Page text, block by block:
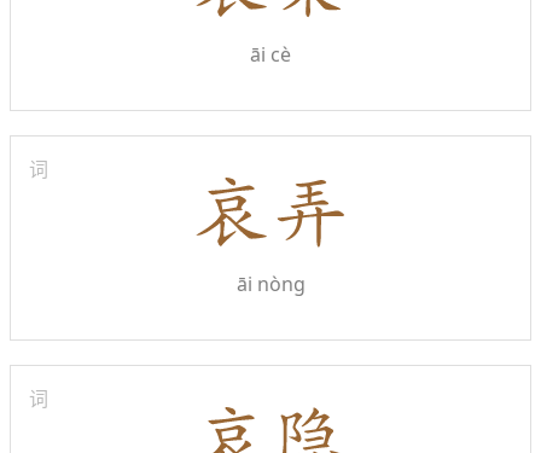
āi cè
词
āi nòng
词